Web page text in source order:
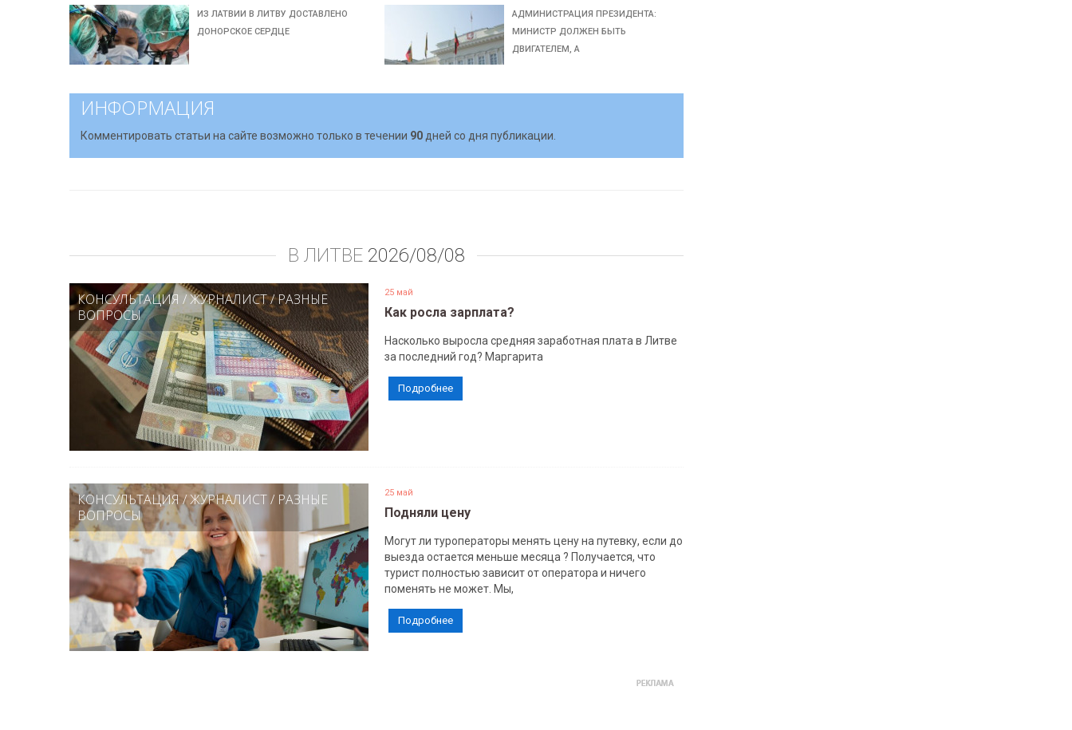
ИЗ ЛАТВИИ В ЛИТВУ ДОСТАВЛЕНО
ДОНОРСКОЕ СЕРДЦЕ
АДМИНИСТРАЦИЯ ПРЕЗИДЕНТА:
МИНИСТР ДОЛЖЕН БЫТЬ
ДВИГАТЕЛЕМ, А
ИНФОРМАЦИЯ
Комментировать статьи на сайте возможно только в течении 90 дней со дня публикации.
В ЛИТВЕ 2026/08/08
КОНСУЛЬТАЦИЯ /ЖУРНАЛИСТ/РАЗНЫЕ
ВОПРОСЫ
25 май
Как росла зарплата?
Насколько выросла средняя заработная плата в Литве
за последний год? Маргарита
Подробнее
КОНСУЛЬТАЦИЯ/ЖУРНАЛИСТ/ РАЗНЫЕ
ВОПРОСЫ
25 май
Подняли цену
Могут ли туроператоры менять цену на путевку, если до
выезда остается меньше месяца ? Получается, что
турист полностью зависит от оператора и ничего
поменять не может. Мы,
Подробнее